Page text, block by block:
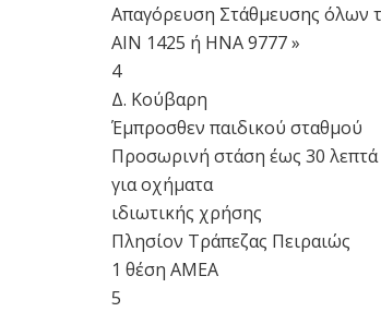
Απαγόρευση Στάθμευσης
ΑΙΝ 1425 ή ΗΝΑ 9777 »
4
Δ. Κούβαρη
Έμπροσθεν παιδικού σταθμού
Προσωρινή στάση έως 30 λεπτά
για οχήματα
ιδιωτικής χρήσης
Πλησίον Τράπεζας Πειραιώς
1 θέση ΑΜΕΑ
5